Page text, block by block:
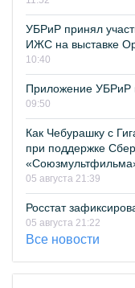
УБРиР принял
ИЖС на выставке
10:40
Приложение УБРиР
09:50
Как Чебурашку с
при поддержке
05 августа 21:39
Росстат
05 августа 21:22
Все новости